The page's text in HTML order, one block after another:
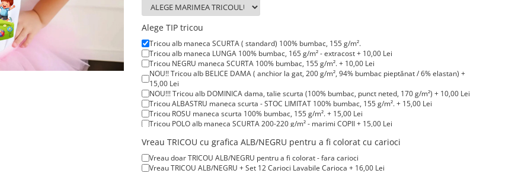
Alege TIP tricou
Tricou alb maneca SCURTA ( standard) 100% bumbac, 155 g/m².
Tricou alb maneca LUNGA 100% bumbac, 165 g/m² - extracost + 10,00 Lei
Tricou NEGRU maneca SCURTA 100% bumbac, 155 g/m². + 10,00 Lei
NOU!! Tricou alb BELICE DAMA ( anchior la gat, 200 g/m², 94% bumbac pieptănat / 6% elastan) +
15,00 Lei
NOU!!! Tricou alb DOMINICA dama, talie scurta (100% bumbac, punct neted, 170 g/m²) + 10,00 Lei
Tricou ALBASTRU maneca scurta - STOC LIMITAT 100% bumbac, 155 g/m². + 15,00 Lei
Tricou ROSU maneca scurta 100% bumbac, 155 g/m². + 15,00 Lei
Tricou POLO alb maneca SCURTA 200-220 g/m² - marimi COPII + 15,00 Lei
Tricou ROSU maneca LUNGA ( STOC LIMITAT) 100% bumbac, 165 g/m² - extracost + 20,00 Lei
Vreau TRICOU cu grafica ALB/NEGRU pentru a fi colorat cu carioci
Vreau doar TRICOU ALB/NEGRU pentru a fi colorat - fara carioci
Vreau TRICOU ALB/NEGRU + Set 12 Carioci Lavabile Carioca + 16,00 Lei